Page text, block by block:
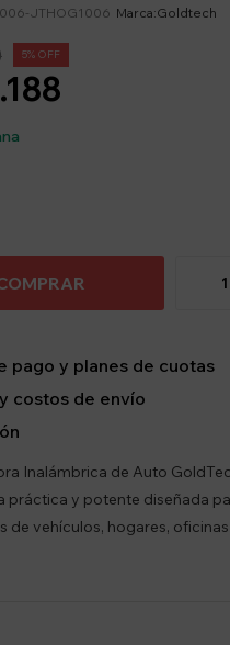
JTHOG1006 Goldtech
5
pago y planes de cuotas
costos de envío
Inalámbrica de Auto
práctica y potente diseñada
de vehículos, hogares,